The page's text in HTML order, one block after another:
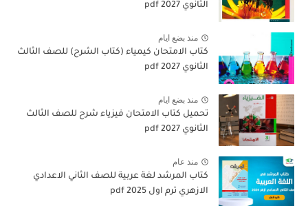
الثانوي 2027 pdf
منذ بضع ايام
كتاب الامتحان كيمياء (كتاب الشرح) للصف الثالث
الثانوي pdf 2027
منذ بضع ايام
تحميل كتاب الامتحان فيزياء شرح للصف الثالث
الثانوي 2027 pdf
منذ عام
كتاب المرشد لغة عربية للصف الثاني الاعدادي
الازهري ترم اول 2025 pdf